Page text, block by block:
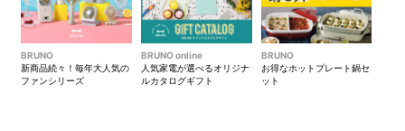
BRUNO
新商品続々！毎年大人気の
ファンシリーズ
BRUNO online
人気家電が選べるオリジナ
ルカタログギフト
BRUNO
お得なホットプレート鍋セ
ット